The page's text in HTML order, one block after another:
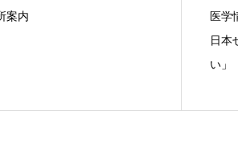
案内
医学
日本
い」